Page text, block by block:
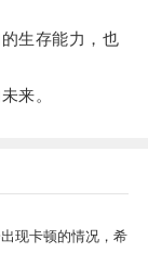
生存能力，也
来。
现卡顿的情况，希